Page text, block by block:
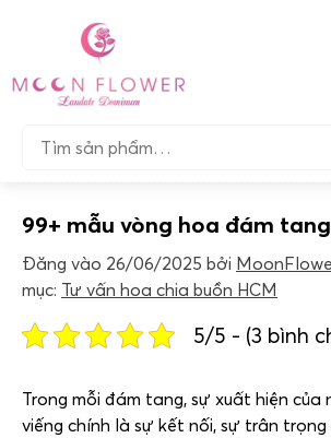
dung
Tìm…
99+ mẫu vòng hoa đám
Đăng vào 26/06/2025 bởi
mục: Tư vấn hoa chia buồn HCM
5/5 - (3 bình
Trong mỗi đám tang, sự xuất hiện của
viếng chính là sự kết nối, sự trân